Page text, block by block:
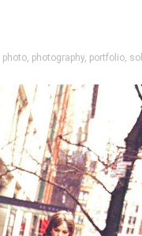
photo, photography, portfolio,